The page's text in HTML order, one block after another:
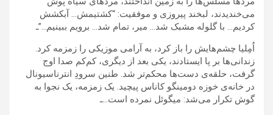
می‌خندیدند، لبخند پیروزی و موفقیت: “کشتیمش… آبکشش
کردیم… با گلوله مشبک شد… میر، تمام شد… برویم ببینیم…”ـ
اُمِلیا چشم‌هایش را باز کرد، به آرامی موزیکی را زمزمه کرد.
زندانی‌ها بر پا ایستادند، یکی بعد از دیگری، کم‌کم صدا اوج
گرفت، حلقه‌ی دست‌ها محکم‌تر شد. طنین سرودِ انترناسیونال
در خانه‌ی خوزه دومینگو کاناس پیچید. یک زمزمه، یک نجوا به
گوش تکرار می‌شد: میگوئل نمرده است…ـ